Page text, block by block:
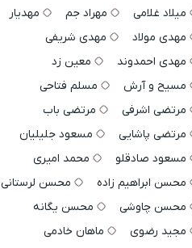
میلاد غلامی
مهراد جم
مهدیار
مهدی مولاد
مهدی شریفی
مهدی احمدوند
معین زد
مسیح و آرش
مسلم فتاحی
مرتضی اشرفی
مرتضی باب
مرتضی پاشایی
مسعود جلیلیان
مسعود صادقلو
محمد امیری
محسن ابراهیم زاده
محسن لرستانی
محسن چاوشی
محسن یگانه
مجید رضوی
ماهان خادمی